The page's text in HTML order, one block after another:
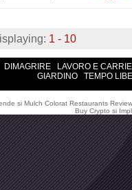
1 - 10
DIMAGRIRE
LAVORO E
GIARDINO
TEMPO
si Mulch Colorat Restaurants
Buy Crypto si